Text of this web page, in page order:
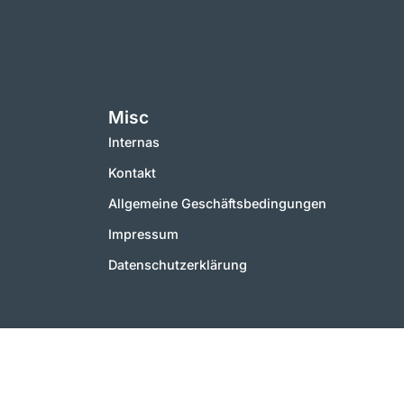
Misc
Internas
Kontakt
Allgemeine Geschäftsbedingungen
Impressum
Datenschutzerklärung